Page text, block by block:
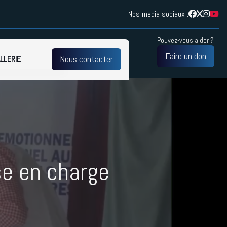
Nos media sociaux :
émotionnel
techniques
alliance de
Nous contacter
Pouvez-vous aider ?
Faire un don
en charge